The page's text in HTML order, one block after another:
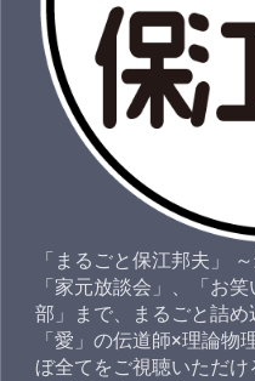
「まるごと保江邦夫」
「家元放談会」、「お
部」まで、まるごと詰
「愛」の伝道師×理論物
ぼ全てをご視聴いただ